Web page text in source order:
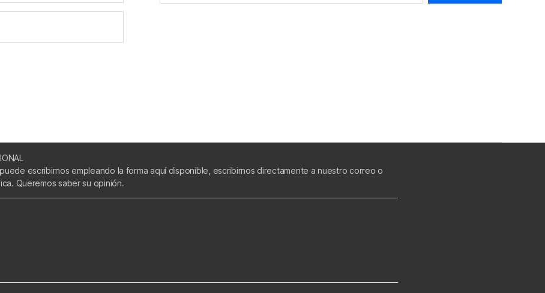
escribirnos empleando la forma aquí disponible, escribirnos directamente a nuestro correo o
Queremos saber su opinión.